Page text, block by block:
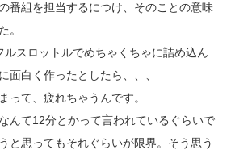
番組を担当するにつけ、そのことの意味
。
スロットルでめちゃくちゃに詰め込ん
面白く作ったとしたら、、、
って、疲れちゃうんです。
んて12分とかって言われているぐらいで
と思ってもそれぐらいが限界。そう思う